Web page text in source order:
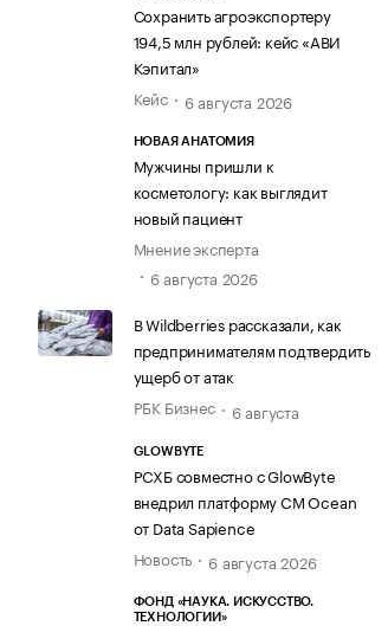
Сохранить агроэкспортеру
194,5 млн рублей: кейс «АВИ
Кэпитал»
Кейс
6 августа 2026
НОВАЯ АНАТОМИЯ
Мужчины пришли к
косметологу: как выглядит
новый пациент
Мнение эксперта
6 августа 2026
В Wildberries рассказали, как
предпринимателям подтвердить
ущерб от атак
РБК Бизнес
6 августа
GLOWBYTE
РСХБ совместно с GlowByte
внедрил платформу CM Ocean
от Data Sapience
Новость
6 августа 2026
ФОНД «НАУКА. ИСКУССТВО.
ТЕХНОЛОГИИ»